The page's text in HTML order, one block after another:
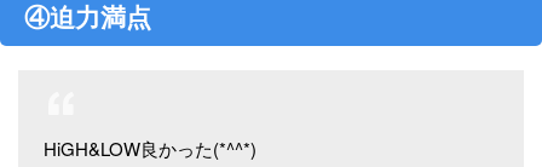
④迫力満点
HiGH&LOW良かった(*^^*)